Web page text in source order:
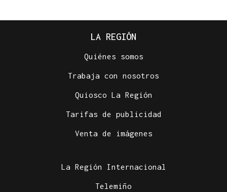
LA REGIÓN
Quiénes somos
Trabaja con nosotros
Quiosco La Región
Tarifas de publicidad
Venta de imágenes
La Región Internacional
Telemiño